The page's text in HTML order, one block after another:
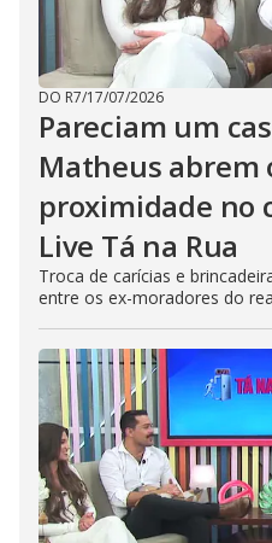
DO R7/17/07/2026
Pareciam um
Matheus abrem
proximidade no
Live Tá na Rua
Troca de carícias e
entre os ex-moradores do